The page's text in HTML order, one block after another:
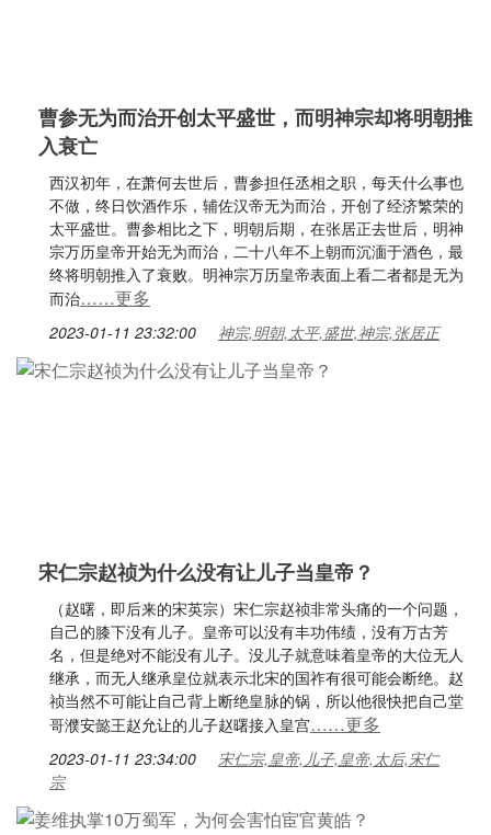
曹参无为而治开创太平盛世，而明神宗却将明朝推
入衰亡
西汉初年，在萧何去世后，曹参担任丞相之职，每天什么事也
不做，终日饮酒作乐，辅佐汉帝无为而治，开创了经济繁荣的
太平盛世。曹参相比之下，明朝后期，在张居正去世后，明神
宗万历皇帝开始无为而治，二十八年不上朝而沉湎于酒色，最
终将明朝推入了衰败。明神宗万历皇帝表面上看二者都是无为
而治……更多
2023-01-11 23:32:00 神宗,明朝,太平,盛世,神宗,张居正
宋仁宗赵祯为什么没有让儿子当皇帝？
（赵曙，即后来的宋英宗）宋仁宗赵祯非常头痛的一个问题，
自己的膝下没有儿子。皇帝可以没有丰功伟绩，没有万古芳
名，但是绝对不能没有儿子。没儿子就意味着皇帝的大位无人
继承，而无人继承皇位就表示北宋的国祚有很可能会断绝。赵
祯当然不可能让自己背上断绝皇脉的锅，所以他很快把自己堂
哥濮安懿王赵允让的儿子赵曙接入皇宫……更多
2023-01-11 23:34:00
宋仁宗,皇帝,儿子,皇帝,太后,宋仁
宗